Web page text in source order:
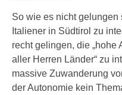
So wie es nicht
Italiener in Südtirol zu
recht gelingen, die
aller Herren Länder“ zu
massive Zuwanderung
der Autonomie kein